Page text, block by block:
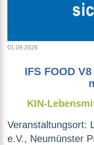
01.09.2026
IFS FOOD
KIN-
Veranstaltungsort:
e.V., Neumünster